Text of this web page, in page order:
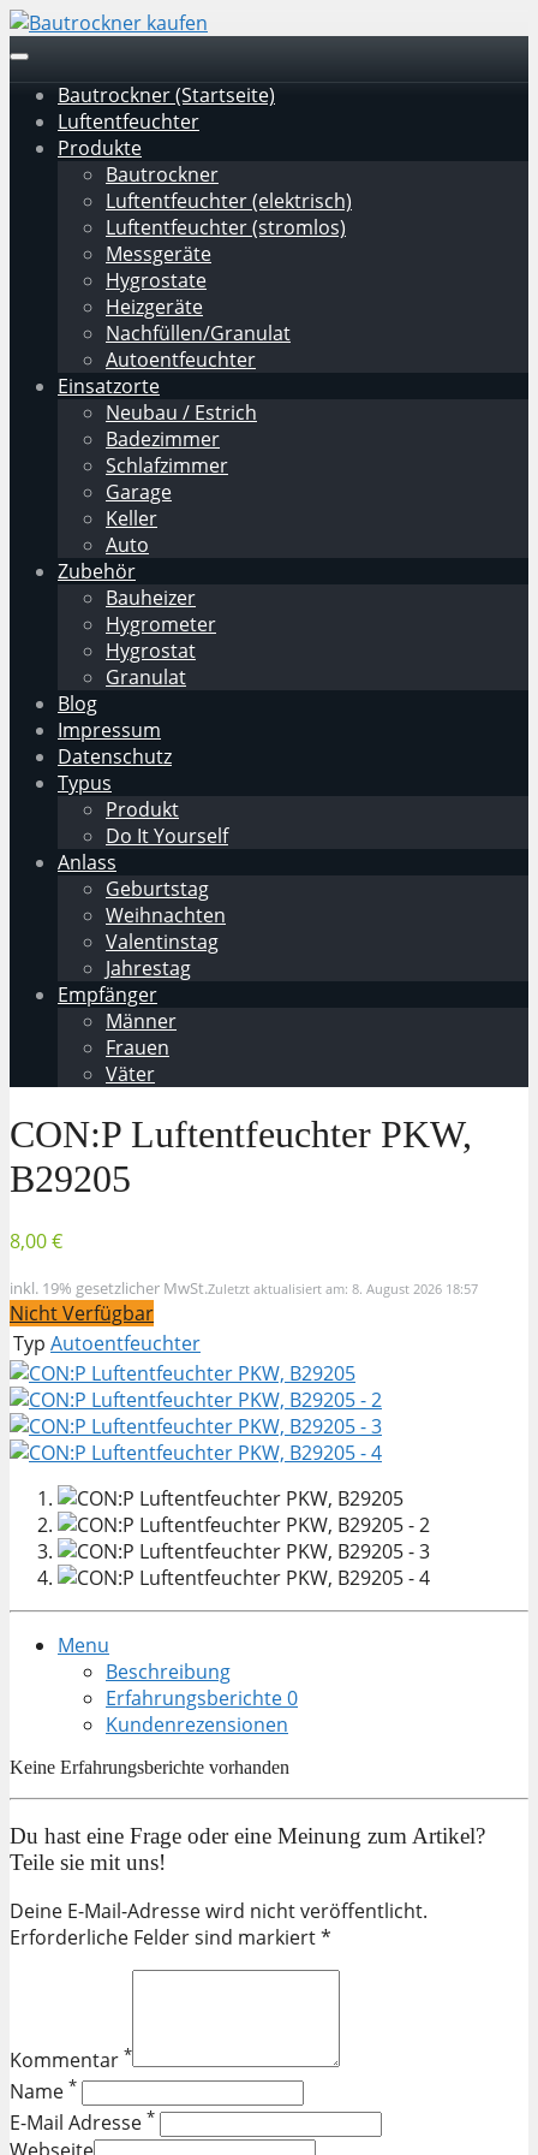
Skip
to
content
Toggle
navigationBautrockner (Startseite)
Luftentfeuchter
Produkte
Bautrockner
Luftentfeuchter (elektrisch)
Luftentfeuchter (stromlos)
Messgeräte
Hygrostate
Heizgeräte
Nachfüllen/Granulat
Autoentfeuchter
Einsatzorte
Neubau / Estrich
Badezimmer
Schlafzimmer
Garage
Keller
Auto
Zubehör
Bauheizer
Hygrometer
Hygrostat
Granulat
Blog
Impressum
Datenschutz
Typus
Produkt
Do It Yourself
Anlass
Geburtstag
Weihnachten
Valentinstag
Jahrestag
Empfänger
Männer
Frauen
Väter
CON:P Luftentfeuchter PKW,
B29205
8,00 €
inkl. 19% gesetzlicher MwSt.Zuletzt aktualisiert am: 8. August 2026 18:57
Nicht Verfügbar
Typ Autoentfeuchter
Menu
Beschreibung
Erfahrungsberichte0
Kundenrezensionen
Keine Erfahrungsberichte vorhanden
Du hast eine Frage oder eine Meinung zum Artikel?
Teile sie mit uns!
Deine E-Mail-Adresse wird nicht veröffentlicht.
Erforderliche Felder sind markiert *
Kommentar *
Name *
E-Mail Adresse *